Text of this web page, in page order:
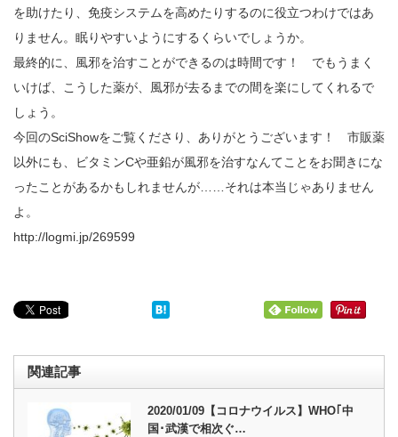
を助けたり、免疫システムを高めたりするのに役立つわけではあ
りません。眠りやすいようにするくらいでしょうか。
最終的に、風邪を治すことができるのは時間です！ でもうまく
いけば、こうした薬が、風邪が去るまでの間を楽にしてくれるで
しょう。
今回のSciShowをご覧くださり、ありがとうございます！ 市販薬
以外にも、ビタミンCや亜鉛が風邪を治すなんてことをお聞きにな
ったことがあるかもしれませんが……それは本当じゃありません
よ。
http://logmi.jp/269599
関連記事
2020/01/09【コロナウイルス】WHO｢中
国･武漢で相次ぐ…